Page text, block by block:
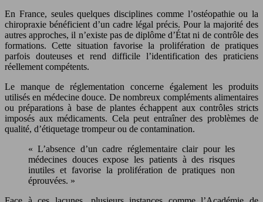
En France, seules quelques disciplines comme l’ostéopathie ou la
chiropraxie bénéficient d’un cadre légal précis. Pour la majorité des
autres approches, il n’existe pas de diplôme d’État ni de contrôle des
formations. Cette situation favorise la prolifération de pratiques
parfois douteuses et rend difficile l’identification des praticiens
réellement compétents.
Le manque de réglementation concerne également les produits
utilisés en médecine douce. De nombreux compléments alimentaires
ou préparations à base de plantes échappent aux contrôles stricts
imposés aux médicaments. Cela peut entraîner des problèmes de
qualité, d’étiquetage trompeur ou de contamination.
« L’absence d’un cadre réglementaire clair pour les
médecines douces expose les patients à des risques
inutiles et favorise la prolifération de pratiques non
éprouvées. »